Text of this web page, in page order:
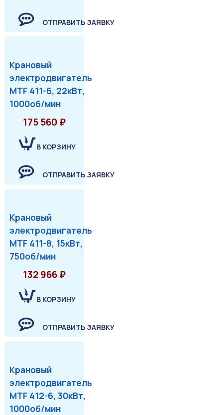
ОТПРАВИТЬ ЗАЯВКУ
Крановый
электродвигатель
MTF 411-6, 22кВт,
1000об/мин
175 560 ₽
В КОРЗИНУ
ОТПРАВИТЬ ЗАЯВКУ
Крановый
электродвигатель
MTF 411-8, 15кВт,
750об/мин
132 966 ₽
В КОРЗИНУ
ОТПРАВИТЬ ЗАЯВКУ
Крановый
электродвигатель
MTF 412-6, 30кВт,
1000об/мин